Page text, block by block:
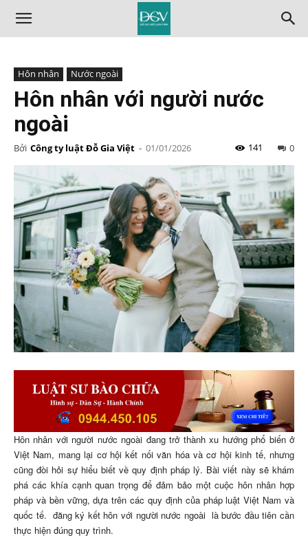
Hôn nhân Nước ngoài
Hôn nhân với người nước
ngoài
Bởi Công ty luật Đỗ Gia Việt - 01/01/2026 0
141
Hôn nhân với người nước ngoài đang trở thành xu hướng phổ biến ở
Việt Nam, mang lại cơ hội kết nối văn hóa và cơ hội kinh tế, nhưng
cũng đòi hỏi sự hiểu biết về quy định pháp lý. Bài viết này sẽ khám
phá các khía cạnh quan trọng để đảm bảo một cuộc hôn nhân hợp
pháp và bền vững, dựa trên các quy định của pháp luật Việt Nam và
quốc tế. đăng ký kết hôn với người nước ngoài là bước đầu tiên cần
thực hiện đúng quy trình.